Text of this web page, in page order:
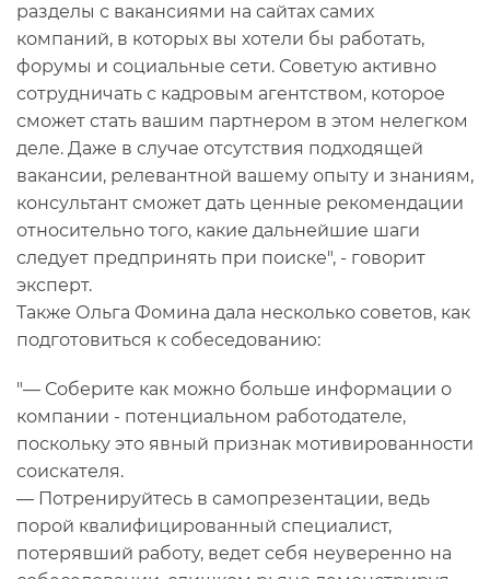
разделы с вакансиями на сайтах самих
компаний, в которых вы хотели бы работать,
форумы и социальные сети. Советую активно
сотрудничать с кадровым агентством, которое
сможет стать вашим партнером в этом нелегком
деле. Даже в случае отсутствия подходящей
вакансии, релевантной вашему опыту и знаниям,
консультант сможет дать ценные рекомендации
относительно того, какие дальнейшие шаги
следует предпринять при поиске", - говорит
эксперт.
Также Ольга Фомина дала несколько советов, как
подготовиться к собеседованию:
"— Соберите как можно больше информации о
компании - потенциальном работодателе,
поскольку это явный признак мотивированности
соискателя.
— Потренируйтесь в самопрезентации, ведь
порой квалифицированный специалист,
потерявший работу, ведет себя неуверенно на